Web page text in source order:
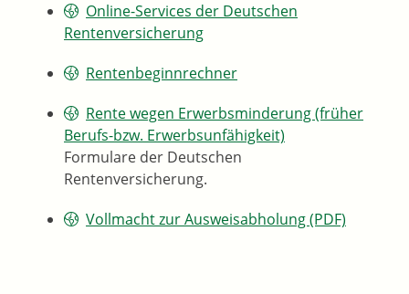
Online-Services der Deutschen
Rentenversicherung
Rentenbeginnrechner
Rente wegen Erwerbsminderung (früher
Berufs-bzw. Erwerbsunfähigkeit)
Formulare der Deutschen
Rentenversicherung.
Vollmacht zur Ausweisabholung (PDF)